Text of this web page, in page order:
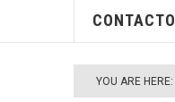
CONTACTO
YOU ARE HERE: